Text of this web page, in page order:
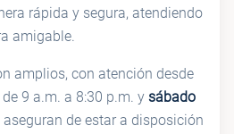
rápida y segura, atendiendo
amigable.
amplios, con atención desde
de 9 a.m. a 8:30 p.m. y sábado
de estar a disposición